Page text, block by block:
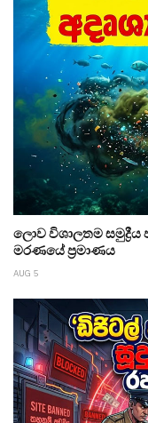
ලොව විශාලතම සමුද්‍රීය
මරණයේ ප්‍රමාණය
AUG 5